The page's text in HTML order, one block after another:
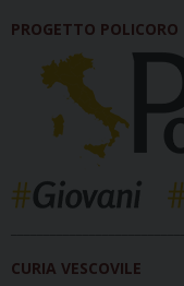
PROGETTO POLICORO
CURIA VESCOVILE